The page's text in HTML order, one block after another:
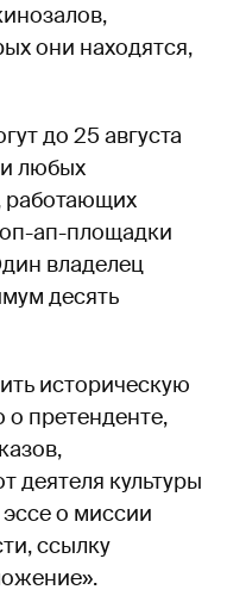
они находятся,
до 25 августа
любых
работающих
ап-площадки
владелец
десять
историческую
претенденте,
деятеля культуры
о миссии
ссылку